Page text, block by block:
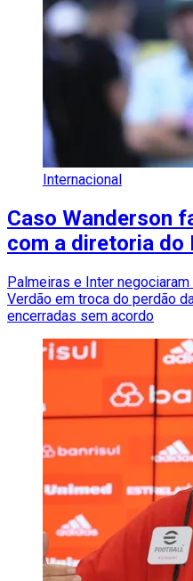
Internacional
Caso Wanderson
com a diretoria do
Palmeiras e Inter
Verdão em troca do perdão
encerradas sem acordo